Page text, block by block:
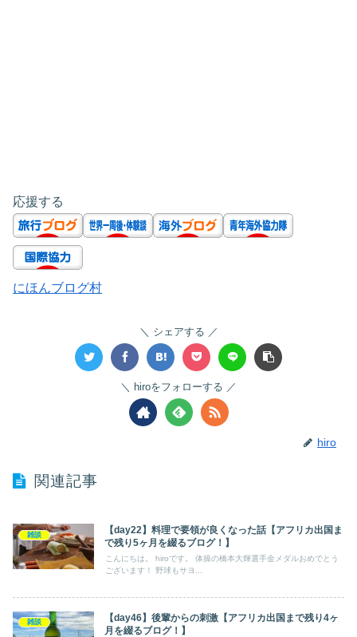
応援する
にほんブログ村
シェアする
hiroをフォローする
hiro
関連記事
雑談
【day22】料理で要領が良くなった話【アフリカ出国ま
で残り5ヶ月を綴るブログ！】
こんにちは。 hiroです。 体操の橋本大輝選手金メダルおめでとう
ございます！ 野球もサヨ...
雑談
【day46】後輩からの刺激【アフリカ出国まで残り4ヶ
月を綴るブログ！】